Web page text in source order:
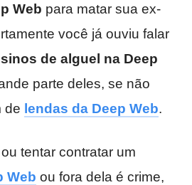
Web para matar sua ex-
você já ouviu falar
de alguel na Deep
parte deles, se não
de lendas da Deep Web.
tentar contratar um
Web ou fora dela é crime,